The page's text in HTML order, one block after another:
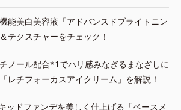
能美白美容液「アドバンスドブライトニン
テクスチャーをチェック！
ノール配合*1でハリ感みなぎるまなざしに
レチフォーカスアイクリーム」を解説！
ッドファンデを美しく仕上げる「ベースメ